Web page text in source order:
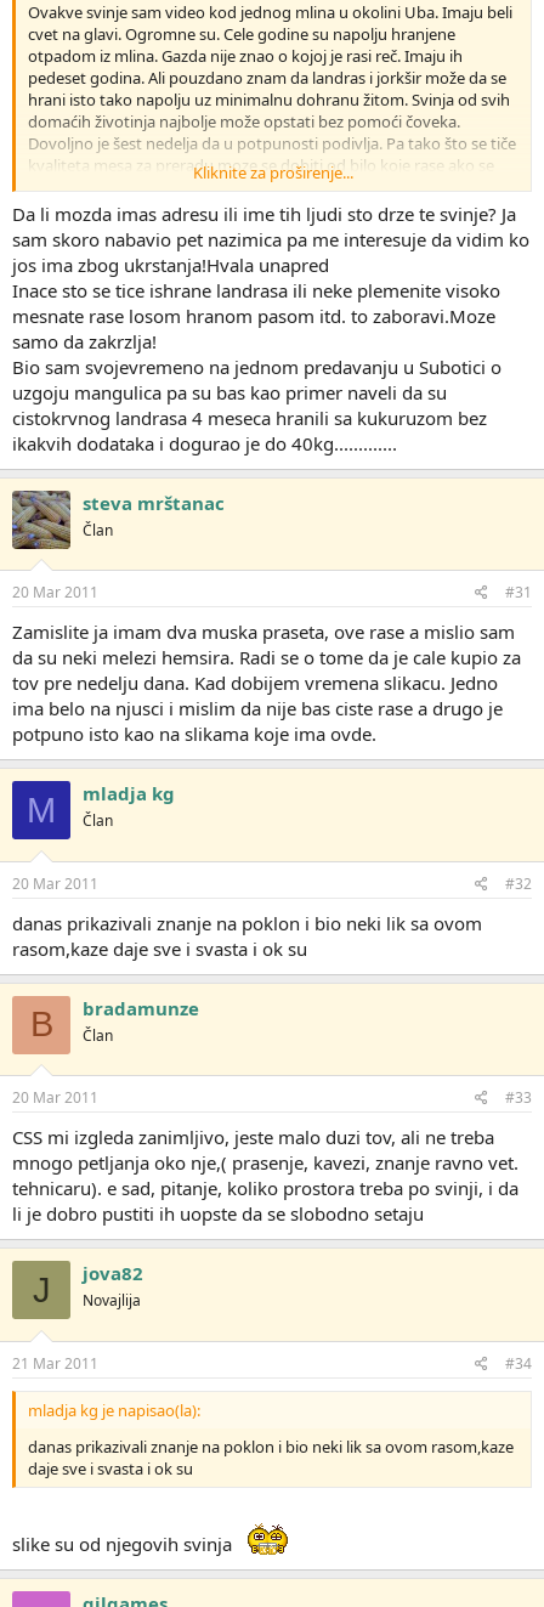
Ovakve svinje sam video kod jednog mlina u okolini Uba. Imaju beli
cvet na glavi. Ogromne su. Cele godine su napolju hranjene
otpadom iz mlina. Gazda nije znao o kojoj je rasi reč. Imaju ih
pedeset godina. Ali pouzdano znam da landras i jorkšir može da se
hrani isto tako napolju uz minimalnu dohranu žitom. Svinja od svih
domaćih životinja najbolje može opstati bez pomoći čoveka.
Dovoljno je šest nedelja da u potpunosti podivlja. Pa tako što se tiče
kvaliteta mesa za preradu moze se dobiti od bilo koje rase ako se
hrani u prirodnim uslovima.
Kliknite za proširenje...
Da li mozda imas adresu ili ime tih ljudi sto drze te svinje? Ja
sam skoro nabavio pet nazimica pa me interesuje da vidim ko
jos ima zbog ukrstanja!Hvala unapred
Inace sto se tice ishrane landrasa ili neke plemenite visoko
mesnate rase losom hranom pasom itd. to zaboravi.Moze
samo da zakrzlja!
Bio sam svojevremeno na jednom predavanju u Subotici o
uzgoju mangulica pa su bas kao primer naveli da su
cistokrvnog landrasa 4 meseca hranili sa kukuruzom bez
ikakvih dodataka i dogurao je do 40kg.............
steva mrštanac
Član
20 Mar 2011 #31
Zamislite ja imam dva muska praseta, ove rase a mislio sam
da su neki melezi hemsira. Radi se o tome da je cale kupio za
tov pre nedelju dana. Kad dobijem vremena slikacu. Jedno
ima belo na njusci i mislim da nije bas ciste rase a drugo je
potpuno isto kao na slikama koje ima ovde.
M mladja kg
Član
20 Mar 2011 #32
danas prikazivali znanje na poklon i bio neki lik sa ovom
rasom,kaze daje sve i svasta i ok su
B bradamunze
Član
20 Mar 2011 #33
CSS mi izgleda zanimljivo, jeste malo duzi tov, ali ne treba
mnogo petljanja oko nje,( prasenje, kavezi, znanje ravno vet.
tehnicaru). e sad, pitanje, koliko prostora treba po svinji, i da
li je dobro pustiti ih uopste da se slobodno setaju
J jova82
Novajlija
21 Mar 2011 #34
mladja kg je napisao(la):
danas prikazivali znanje na poklon i bio neki lik sa ovom rasom,kaze
daje sve i svasta i ok su
slike su od njegovih svinja